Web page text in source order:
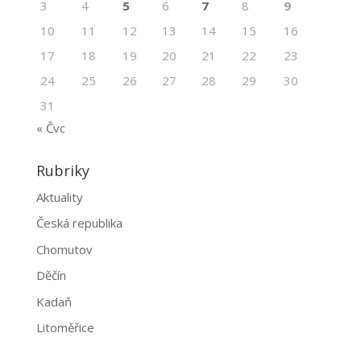
3
4 5 6 7 8
9
10
11 12 13 14 15
16
17
18 19 20 21 22
23
24
25 26 27 28 29
30
31
« Čvc
Rubriky
Aktuality
Česká republika
Chomutov
Děčín
Kadaň
Litoměřice